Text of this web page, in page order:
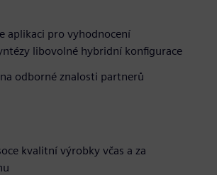
aplikaci pro vyhodnocení
libovolné hybridní konfigurace
odborné znalosti partnerů
kvalitní výrobky včas a za